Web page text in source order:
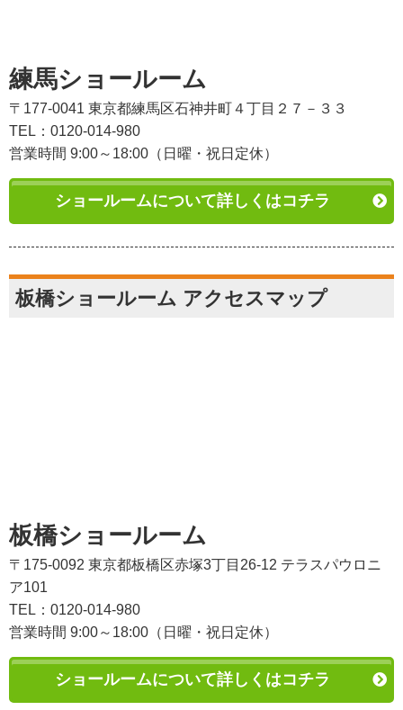
練馬ショールーム
〒177-0041 東京都練馬区石神井町４丁目２７－３３
TEL：0120-014-980
営業時間 9:00～18:00（日曜・祝日定休）
ショールームについて詳しくはコチラ
板橋ショールーム アクセスマップ
板橋ショールーム
〒175-0092 東京都板橋区赤塚3丁目26-12 テラスパウロニ
ア101
TEL：0120-014-980
営業時間 9:00～18:00（日曜・祝日定休）
ショールームについて詳しくはコチラ